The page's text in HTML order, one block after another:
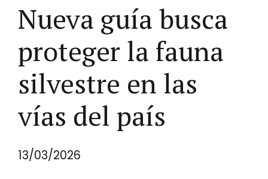
Nueva guía busca
proteger la fauna
silvestre en las
vías del país
13/03/2026